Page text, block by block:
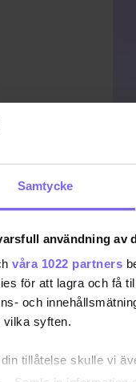
Samtycke
användning av
våra 1022 partners
för att lagra och få
och
vilka syften.
tillåtelse skulle vi